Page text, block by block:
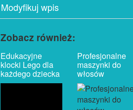
Modyfikuj wpis
Zobacz również:
Edukacyjne
klocki Lego dla
każdego dziecka
Profesjonalne
maszynki do
włosów